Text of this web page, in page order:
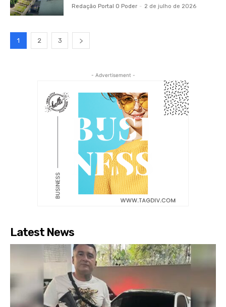
Redação Portal O Poder - 2 de julho de 2026
1 2 3
- Advertisement -
Latest News